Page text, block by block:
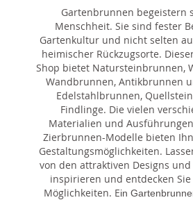
Gartenbrunnen begeistern
Menschheit. Sie sind fester
Gartenkultur und nicht selten
heimischer Rückzugsorte.
Shop bietet Natursteinbrunnen,
Wandbrunnen, Antikbrunnen
Edelstahlbrunnen,
Findlinge. Die vielen
Materialien und
Zierbrunnen-Modelle bieten
Gestaltungsmöglichkeiten.
von den attraktiven Designs
inspirieren und entdecken
Möglichkeiten. Ein